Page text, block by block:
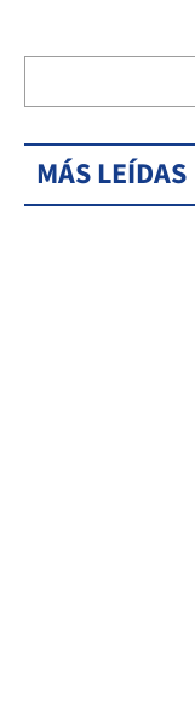
MÁS LEÍDAS